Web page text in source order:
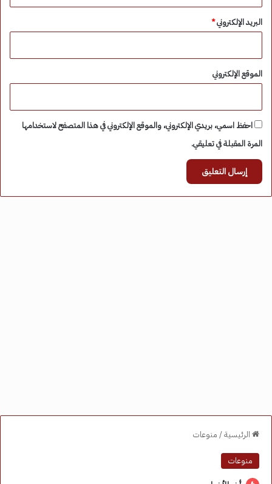
البريد الإلكتروني*
الموقع الإلكتروني
احفظ اسمي، بريدي الإلكتروني، والموقع الإلكتروني في هذا المتصفح لاستخدامها
المرة المقبلة في تعليقي.